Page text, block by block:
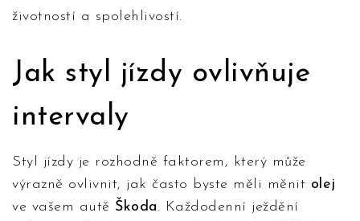
životností a spolehlivostí.
Jak styl jízdy ovlivňuje
intervaly
Styl jízdy je rozhodně faktorem, který může
výrazně ovlivnit, jak často byste měli měnit olej
ve vašem autě Škoda. Každodenní ježdění